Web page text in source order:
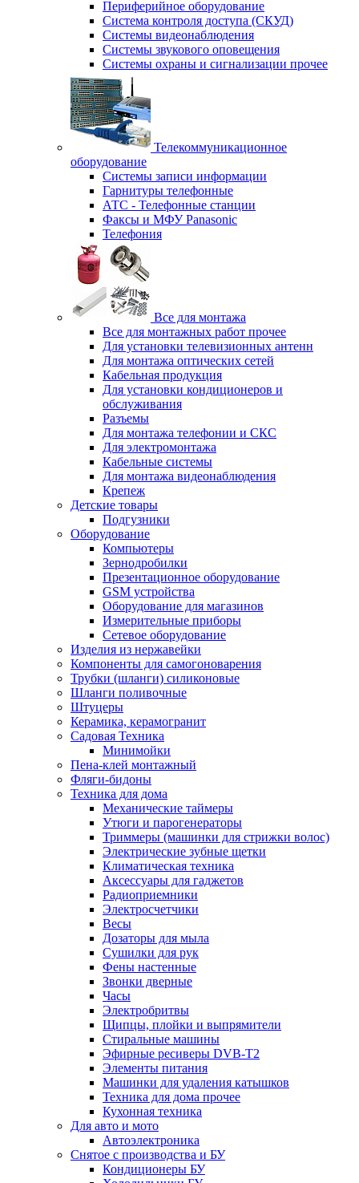
Периферийное оборудование
Система контроля доступа (СКУД)
Системы видеонаблюдения
Системы звукового оповещения
Системы охраны и сигнализации прочее
Телекоммуникационное
оборудование
Системы записи информации
Гарнитуры телефонные
АТС - Телефонные станции
Факсы и МФУ Panasonic
Телефония
Все для монтажа
Все для монтажных работ прочее
Для установки телевизионных антенн
Для монтажа оптических сетей
Кабельная продукция
Для установки кондиционеров и
обслуживания
Разъемы
Для монтажа телефонии и СКС
Для электромонтажа
Кабельные системы
Для монтажа видеонаблюдения
Крепеж
Детские товары
Подгузники
Оборудование
Компьютеры
Зернодробилки
Презентационное оборудование
GSM устройства
Оборудование для магазинов
Измерительные приборы
Сетевое оборудование
Изделия из нержавейки
Компоненты для самогоноварения
Трубки (шланги) силиконовые
Шланги поливочные
Штуцеры
Керамика, керамогранит
Садовая Техника
Минимойки
Пена-клей монтажный
Фляги-бидоны
Техника для дома
Механические таймеры
Утюги и парогенераторы
Триммеры (машинки для стрижки волос)
Электрические зубные щетки
Климатическая техника
Аксессуары для гаджетов
Радиоприемники
Электросчетчики
Весы
Дозаторы для мыла
Сушилки для рук
Фены настенные
Звонки дверные
Часы
Электробритвы
Щипцы, плойки и выпрямители
Стиральные машины
Эфирные ресиверы DVB-T2
Элементы питания
Машинки для удаления катышков
Техника для дома прочее
Кухонная техника
Для авто и мото
Автоэлектроника
Снятое с производства и БУ
Кондиционеры БУ